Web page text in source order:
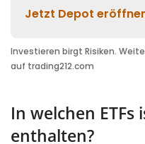
In welchen ETFs
enthalten?